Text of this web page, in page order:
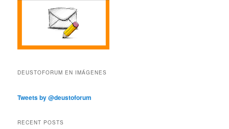
DEUSTOFORUM EN IMÁGENES
Tweets by @deustoforum
RECENT POSTS